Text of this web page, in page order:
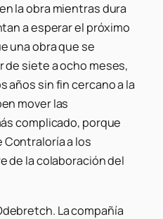
la obra mientras dura
a esperar el próximo
una obra que se
de siete a ocho meses,
años sin fin cercano a la
mover las
complicado, porque
Contraloría a los
de la colaboración del
La compañía